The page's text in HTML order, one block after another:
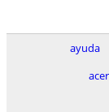
ayuda